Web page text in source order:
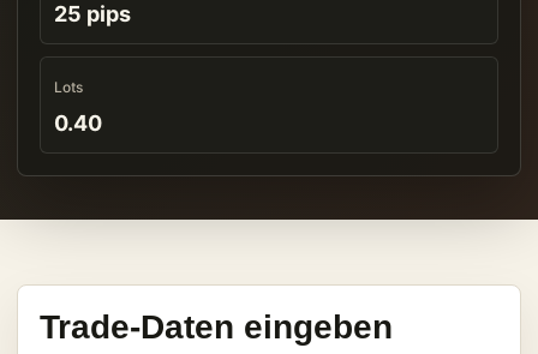
25 pips
Lots
0.40
Trade-Daten eingeben